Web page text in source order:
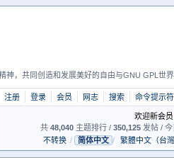
，共同创造和发展美好的自由与GNU GPL世界
注册 登录 会员 网志 搜索 命令提示符
欢迎新会员
共 48,040 主题排行 / 350,125 发帖 / 今
不转换 / 简体中文 / 繁體中文（台灣